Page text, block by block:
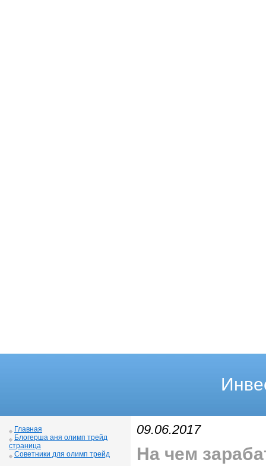
Главная
Блогерша аня олимп трейд
страница
Советники для олимп трейд
09.06.2017
На чем